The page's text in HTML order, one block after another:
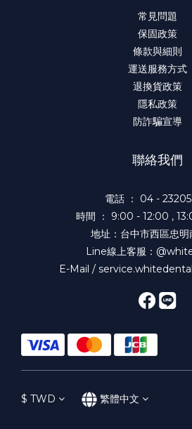
常見問題
保固政策
條款與細則
運送服務方式
退換貨政策
隱私政策
防詐騙宣導
聯絡我們
電話 ： 04 -
時間 ： 9:00 - 12:00 ,
地址：台中市西區忠
Line線上客服：
E-Mail /
$ TWD 繁體中文